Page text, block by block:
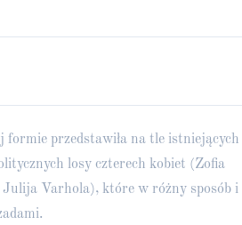
przedstawiła na tle istniejących
losy czterech kobiet (Zofia
Varhola), które w różny sposób i